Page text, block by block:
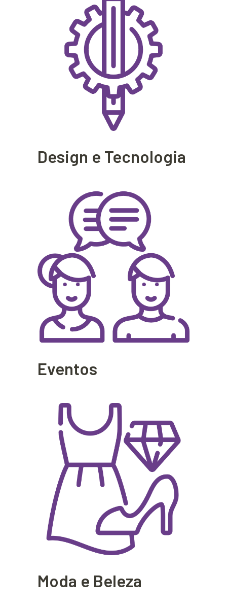
Design e Tecnologia
Eventos
Moda e Beleza